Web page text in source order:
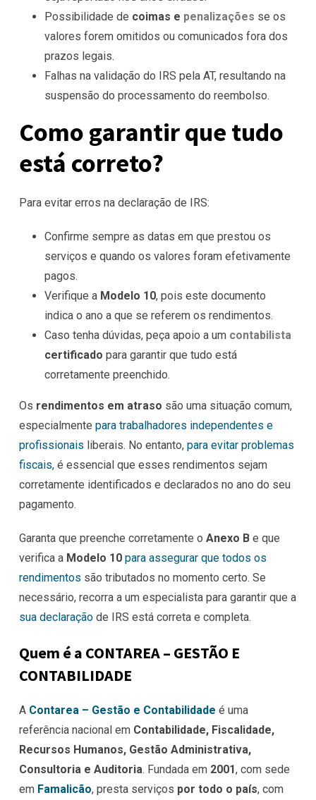
Possibilidade de coimas e penalizações se os
valores forem omitidos ou comunicados fora dos
prazos legais.
Falhas na validação do IRS pela AT, resultando na
suspensão do processamento do reembolso.
Como garantir que tudo
está correto?
Para evitar erros na declaração de IRS:
Confirme sempre as datas em que prestou os
serviços e quando os valores foram efetivamente
pagos.
Verifique a Modelo 10, pois este documento
indica o ano a que se referem os rendimentos.
Caso tenha dúvidas, peça apoio a um contabilista
certificado para garantir que tudo está
corretamente preenchido.
Os rendimentos em atraso são uma situação comum,
especialmente para trabalhadores independentes e
profissionais liberais. No entanto, para evitar problemas
fiscais, é essencial que esses rendimentos sejam
corretamente identificados e declarados no ano do seu
pagamento.
Garanta que preenche corretamente o Anexo B e que
verifica a Modelo 10 para assegurar que todos os
rendimentos são tributados no momento certo. Se
necessário, recorra a um especialista para garantir que a
sua declaração de IRS está correta e completa.
Quem é a CONTAREA – GESTÃO E
CONTABILIDADE
A Contarea – Gestão e Contabilidade é uma
referência nacional em Contabilidade, Fiscalidade,
Recursos Humanos, Gestão Administrativa,
Consultoria e Auditoria. Fundada em 2001, com sede
em Famalicão, presta serviços por todo o país, com